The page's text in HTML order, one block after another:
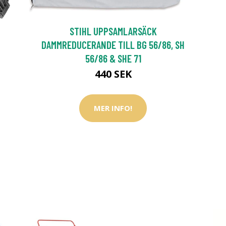
STIHL UPPSAMLARSÄCK
DAMMREDUCERANDE TILL BG 56/86, SH
56/86 & SHE 71
440 SEK
MER INFO!